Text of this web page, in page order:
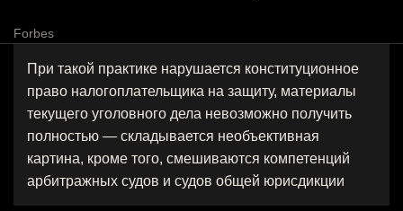
Forbes
При такой практике нарушается конституционное
право налогоплательщика на защиту, материалы
текущего уголовного дела невозможно получить
полностью — складывается необъективная
картина, кроме того, смешиваются компетенций
арбитражных судов и судов общей юрисдикции